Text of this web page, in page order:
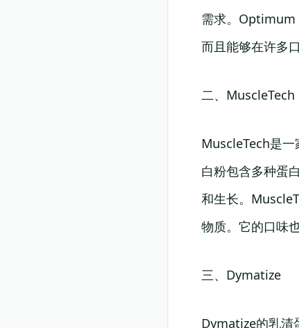
需求。Optimum
而且能够在许多
二、MuscleTech
MuscleTech是
白粉包含多种蛋
和生长。
物质。它的口味
三、Dymatize
Dymatize的乳清